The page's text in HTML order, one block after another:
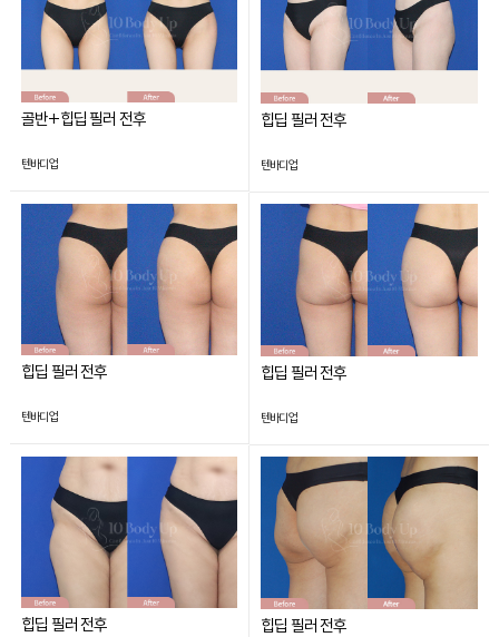
골반+힙딥 필러 전후
텐바디업
힙딥 필러 전후
텐바디업
힙딥 필러 전후
텐바디업
힙딥 필러 전후
텐바디업
힙딥 필러 전후 힙딥 필러 전후